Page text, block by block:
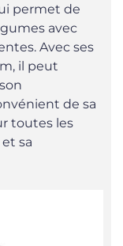
permet de
avec
Avec ses
il peut
de sa
toutes les
sa